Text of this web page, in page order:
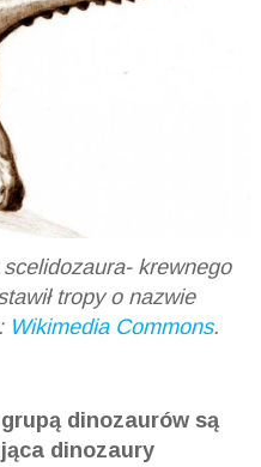
krewnego
tropy o nazwie
Wikimedia Commons.
dinozaurów są
dinozaury